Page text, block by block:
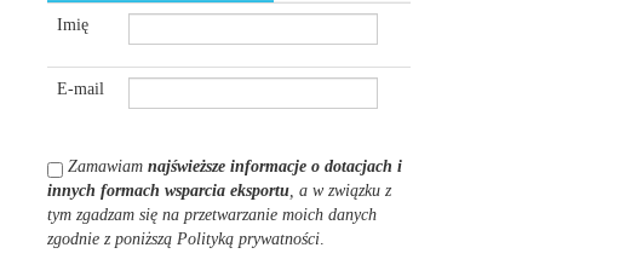
Imię
E-mail
Zamawiam najświeższe informacje o dotacjach i
innych formach wsparcia eksportu, a w związku z
tym zgadzam się na przetwarzanie moich danych
zgodnie z poniższą Polityką prywatności.